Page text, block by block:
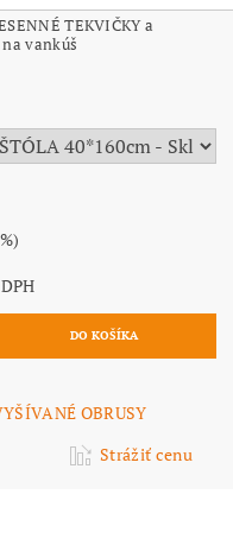
TEKVIČKY a
vankúš
DPH
OBRUSY
Strážiť cenu